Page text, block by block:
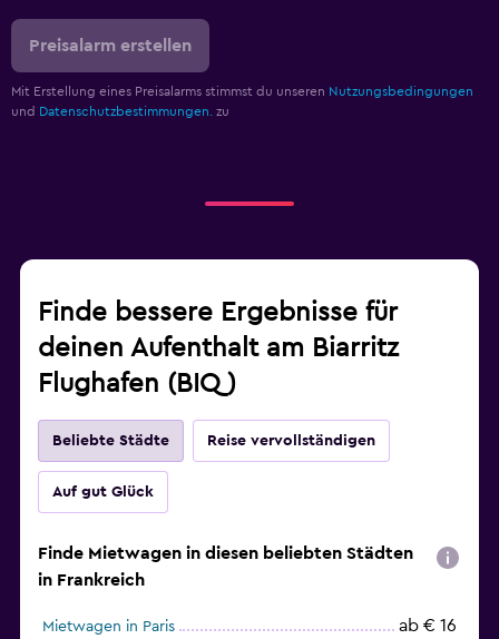
Preisalarm erstellen
Mit Erstellung eines Preisalarms stimmst du unseren Nutzungsbedingungen
und Datenschutzbestimmungen. zu
Finde bessere Ergebnisse für
deinen Aufenthalt am Biarritz
Flughafen (BIQ)
Beliebte Städte Reise vervollständigen
Auf gut Glück
Finde Mietwagen in diesen beliebten Städten
in Frankreich
Mietwagen in Paris ab € 16